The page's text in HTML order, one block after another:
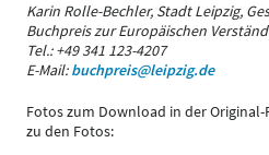
Karin Rolle-Bechler, Stadt Leipzig,
Buchpreis zur Europäischen
Tel.: +49 341 123-4207
E-Mail:buchpreis@leipzig.de
Fotos zum Download in der
zu den Fotos: